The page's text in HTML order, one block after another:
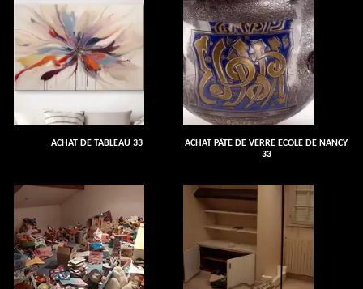
ACHAT DE TABLEAU 33
ACHAT PÂTE DE VERRE ECOLE DE NANCY
33